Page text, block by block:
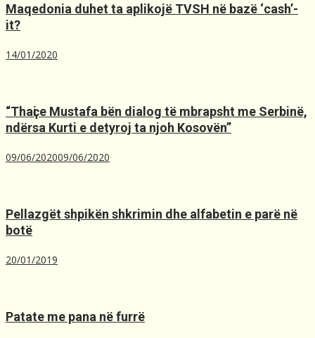
Maqedonia duhet ta aplikojë TVSH nё bazё ‘cash’-
it?
14/01/2020
“Thaҫi e Mustafa bën dialog të mbrapsht me Serbinë,
ndërsa Kurti e detyroj ta njoh Kosovën”
09/06/202009/06/2020
Pellazgët shpikën shkrimin dhe alfabetin e parë në
botë
20/01/2019
Patate me pana në furrë